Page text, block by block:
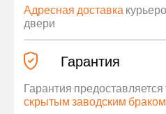
Адресная доставка
двери
Гарантия
Гарантия предоставляется
скрытым заводским браком